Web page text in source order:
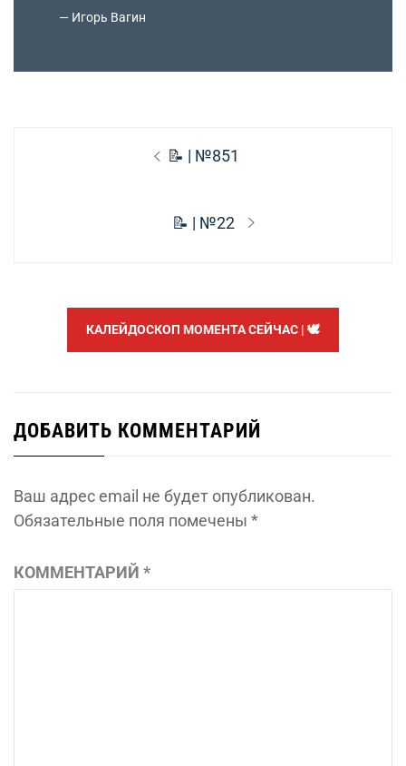
Игорь Вагин
Предыдущая
📝 | №851
Следующая
📝 | №22
КАЛЕЙДОСКОП МОМЕНТА СЕЙЧАС | 🕊️
ДОБАВИТЬ КОММЕНТАРИЙ
Ваш адрес email не будет опубликован.
Обязательные поля помечены *
КОММЕНТАРИЙ *